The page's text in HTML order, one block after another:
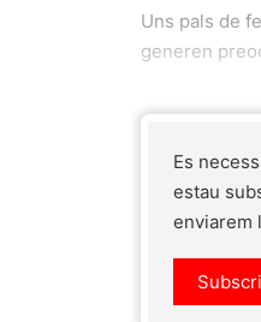
Uns pals de
generen
Es
estau
enviarem